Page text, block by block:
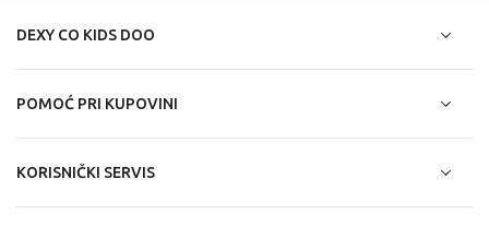
DEXY CO KIDS DOO
POMOĆ PRI KUPOVINI
KORISNIČKI SERVIS